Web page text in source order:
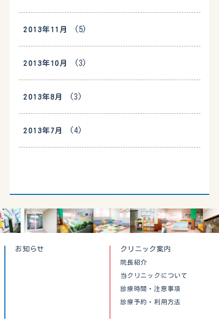
2013年11月 (5)
2013年10月 (3)
2013年8月 (3)
2013年7月 (4)
お知らせ クリニック案内
院長紹介
当クリニックについて
診療時間・注意事項
診療予約・利用方法